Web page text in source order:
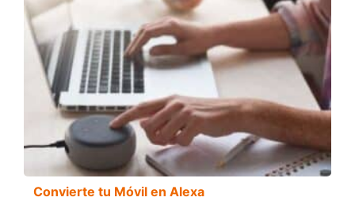
Convierte tu Móvil en Alexa